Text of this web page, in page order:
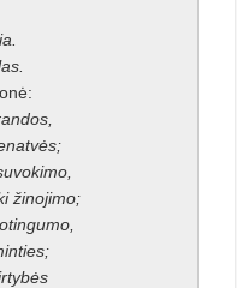
žinojimo;